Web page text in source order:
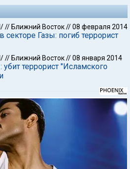
// Ближний Восток//08 февраля 2014
Газы: погиб террорист
// Ближний Восток//08 января 2014
террорист "Исламского